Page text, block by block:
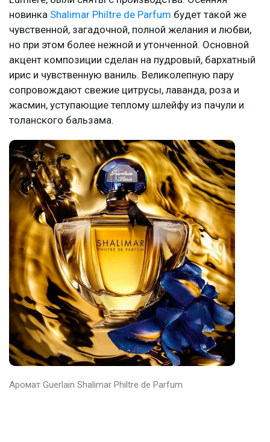
новинка Shalimar Philtre de Parfum будет такой же
чувственной, загадочной, полной желания и любви,
но при этом более нежной и утонченной. Основной
акцент композиции сделан на пудровый, бархатный
ирис и чувственную ваниль. Великолепную пару
сопровождают свежие цитрусы, лаванда, роза и
жасмин, уступающие теплому шлейфу из пачули и
толанского бальзама.
Аромат Guerlain Shalimar Philtre de Parfum